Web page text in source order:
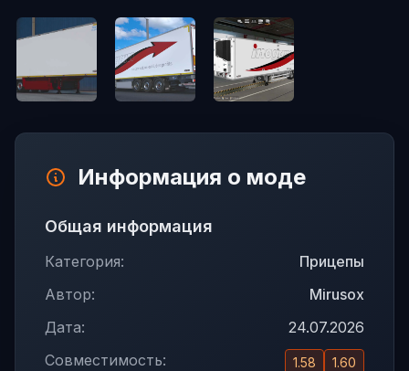
Информация о моде
Общая информация
Категория:
Прицепы
Автор:
Mirusox
Дата:
24.07.2026
Совместимость:
1.58 1.60